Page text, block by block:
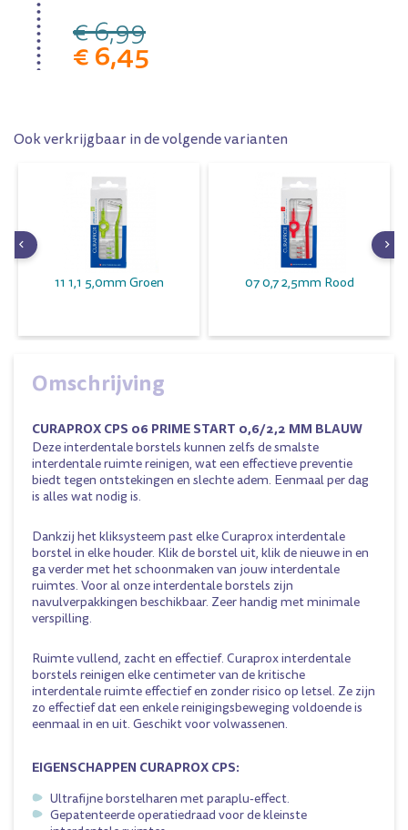
€ 6,99
€ 6,45
Ook verkrijgbaar in de volgende varianten
11 1,1 5,0mm Groen 07 0,7 2,5mm Rood
Omschrijving
CURAPROX CPS 06 PRIME START 0,6/2,2 MM BLAUW
Deze interdentale borstels kunnen zelfs de smalste
interdentale ruimte reinigen, wat een effectieve preventie
biedt tegen ontstekingen en slechte adem. Eenmaal per dag
is alles wat nodig is.
Dankzij het kliksysteem past elke Curaprox interdentale
borstel in elke houder. Klik de borstel uit, klik de nieuwe in en
ga verder met het schoonmaken van jouw interdentale
ruimtes. Voor al onze interdentale borstels zijn
navulverpakkingen beschikbaar. Zeer handig met minimale
verspilling.
Ruimte vullend, zacht en effectief. Curaprox interdentale
borstels reinigen elke centimeter van de kritische
interdentale ruimte effectief en zonder risico op letsel. Ze zijn
zo effectief dat een enkele reinigingsbeweging voldoende is
eenmaal in en uit. Geschikt voor volwassenen.
EIGENSCHAPPEN CURAPROX CPS:
Ultrafijne borstelharen met paraplu-effect.
Gepatenteerde operatiedraad voor de kleinste